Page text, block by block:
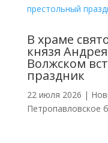
В храме
князя
Волжском
праздник
22 июля 2026 |
Петропавловское